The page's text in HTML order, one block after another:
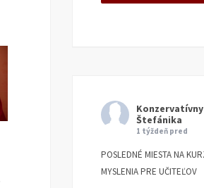
Štefánika
1 týždeň pred
POSLEDNÉ MIESTA NA
MYSLENIA PRE UČITEĽOV